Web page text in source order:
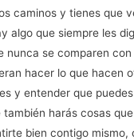
caminos y tienes que
algo que siempre les
nunca se comparen
hacer lo que hacen
y entender que
harás cosas
bien contigo mismo,